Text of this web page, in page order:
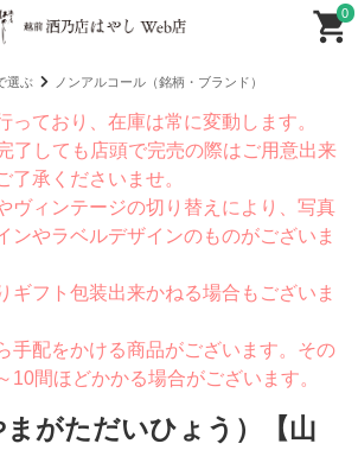
0
選ぶ ノンアルコール（銘柄・ブランド）
ており、在庫は常に変動します。
了しても店頭で完売の際はご用意出来
了承くださいませ。
ヴィンテージの切り替えにより、写真
ンやラベルデザインのものがございま
ギフト包装出来かねる場合もございま
手配をかける商品がございます。その
10間ほどかかる場合がございます。
まがただいひょう）【山